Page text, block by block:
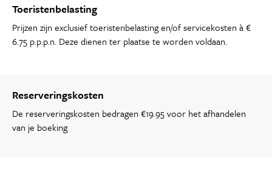
Toeristenbelasting
Prijzen zijn exclusief toeristenbelasting en/of servicekosten à €
6.75 p.p.p.n. Deze dienen ter plaatse te worden voldaan.
Reserveringskosten
De reserveringskosten bedragen €19.95 voor het afhandelen
van je boeking